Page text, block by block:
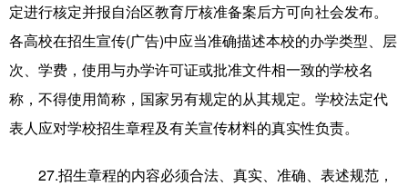
定进行核定并报自治区教育厅核准备案后方可向社会发布。
各高校在招生宣传(广告)中应当准确描述本校的办学类型、层
次、学费，使用与办学许可证或批准文件相一致的学校名
称，不得使用简称，国家另有规定的从其规定。学校法定代
表人应对学校招生章程及有关宣传材料的真实性负责。
27.招生章程的内容必须合法、真实、准确、表述规范，